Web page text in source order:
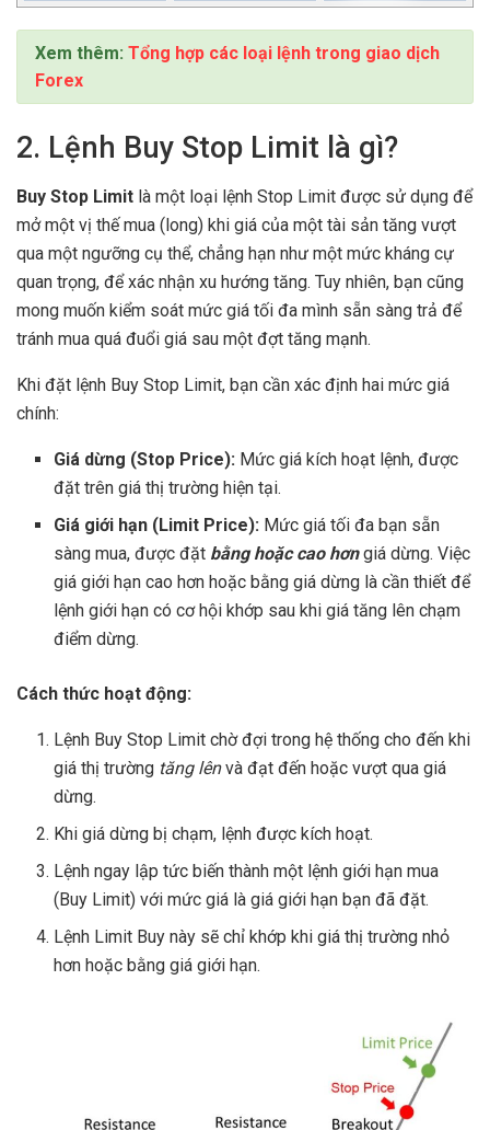
Xem thêm: Tổng hợp các loại lệnh trong giao dịch
Forex
2. Lệnh Buy Stop Limit là gì?
Buy Stop Limit là một loại lệnh Stop Limit được sử dụng để
mở một vị thế mua (long) khi giá của một tài sản tăng vượt
qua một ngưỡng cụ thể, chẳng hạn như một mức kháng cự
quan trọng, để xác nhận xu hướng tăng. Tuy nhiên, bạn cũng
mong muốn kiểm soát mức giá tối đa mình sẵn sàng trả để
tránh mua quá đuổi giá sau một đợt tăng mạnh.
Khi đặt lệnh Buy Stop Limit, bạn cần xác định hai mức giá
chính:
Giá dừng (Stop Price): Mức giá kích hoạt lệnh, được
đặt trên giá thị trường hiện tại.
Giá giới hạn (Limit Price): Mức giá tối đa bạn sẵn
sàng mua, được đặt bằng hoặc cao hơngiá dừng. Việc
giá giới hạn cao hơn hoặc bằng giá dừng là cần thiết để
lệnh giới hạn có cơ hội khớp sau khi giá tăng lên chạm
điểm dừng.
Cách thức hoạt động:
Lệnh Buy Stop Limit chờ đợi trong hệ thống cho đến khi
giá thị trường tăng lênvà đạt đến hoặc vượt qua giá
dừng.
Khi giá dừng bị chạm, lệnh được kích hoạt.
Lệnh ngay lập tức biến thành một lệnh giới hạn mua
(Buy Limit) với mức giá là giá giới hạn bạn đã đặt.
Lệnh Limit Buy này sẽ chỉ khớp khi giá thị trường nhỏ
hơn hoặc bằng giá giới hạn.